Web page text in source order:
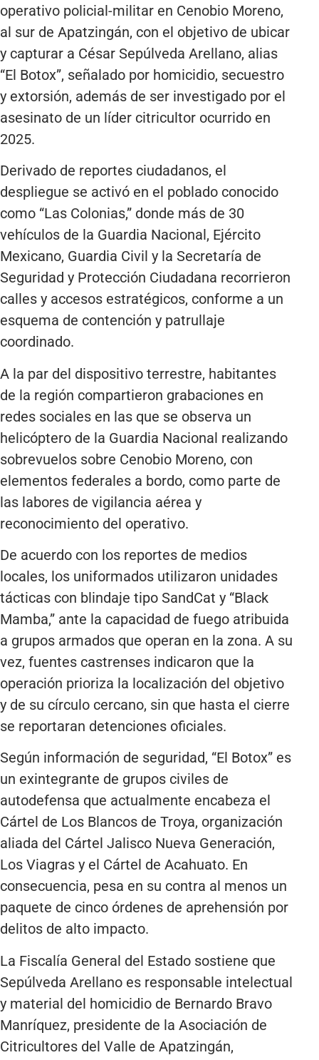
operativo policial-militar en Cenobio Moreno,
al sur de Apatzingán, con el objetivo de ubicar
y capturar a César Sepúlveda Arellano, alias
“El Botox”, señalado por homicidio, secuestro
y extorsión, además de ser investigado por el
asesinato de un líder citricultor ocurrido en
2025.
Derivado de reportes ciudadanos, el
despliegue se activó en el poblado conocido
como “Las Colonias,” donde más de 30
vehículos de la Guardia Nacional, Ejército
Mexicano, Guardia Civil y la Secretaría de
Seguridad y Protección Ciudadana recorrieron
calles y accesos estratégicos, conforme a un
esquema de contención y patrullaje
coordinado.
A la par del dispositivo terrestre, habitantes
de la región compartieron grabaciones en
redes sociales en las que se observa un
helicóptero de la Guardia Nacional realizando
sobrevuelos sobre Cenobio Moreno, con
elementos federales a bordo, como parte de
las labores de vigilancia aérea y
reconocimiento del operativo.
De acuerdo con los reportes de medios
locales, los uniformados utilizaron unidades
tácticas con blindaje tipo SandCat y “Black
Mamba,” ante la capacidad de fuego atribuida
a grupos armados que operan en la zona. A su
vez, fuentes castrenses indicaron que la
operación prioriza la localización del objetivo
y de su círculo cercano, sin que hasta el cierre
se reportaran detenciones oficiales.
Según información de seguridad, “El Botox” es
un exintegrante de grupos civiles de
autodefensa que actualmente encabeza el
Cártel de Los Blancos de Troya, organización
aliada del Cártel Jalisco Nueva Generación,
Los Viagras y el Cártel de Acahuato. En
consecuencia, pesa en su contra al menos un
paquete de cinco órdenes de aprehensión por
delitos de alto impacto.
La Fiscalía General del Estado sostiene que
Sepúlveda Arellano es responsable intelectual
y material del homicidio de Bernardo Bravo
Manríquez, presidente de la Asociación de
Citricultores del Valle de Apatzingán,